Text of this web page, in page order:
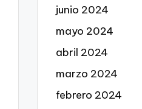
junio 2024
mayo 2024
abril 2024
marzo 2024
febrero 2024